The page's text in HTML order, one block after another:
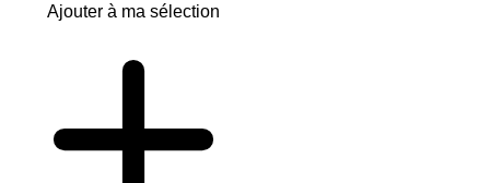
Ajouter à ma sélection